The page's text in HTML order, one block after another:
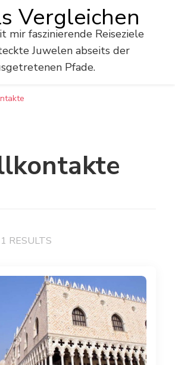
Vergleichen
mir faszinierende Reiseziele
Juwelen abseits der
Pfade.
RESULTS